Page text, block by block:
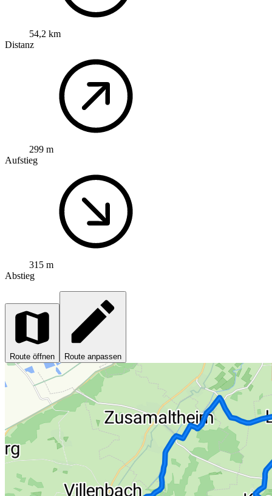
54,2 km
Distanz
299 m
Aufstieg
315 m
Abstieg
Route öffnen Route anpassen